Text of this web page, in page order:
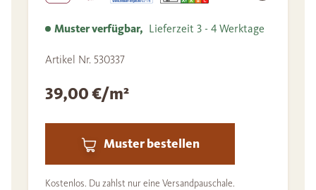
Muster verfügbar, Lieferzeit 3 - 4 Werktage
Artikel Nr. 530337
39,00 €/m²
Muster bestellen
Kostenlos. Du zahlst nur eine Versandpauschale.